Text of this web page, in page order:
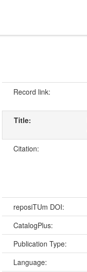
Record link:
Title:
Citation:
reposiTUm DOI:
CatalogPlus:
Publication Type:
Language: